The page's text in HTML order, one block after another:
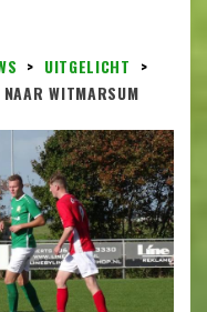
> UITGELICHT >
WITMARSUM